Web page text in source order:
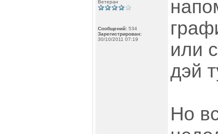
Ветеран
Сообщений: 534
Зарегистрирован:
30/10/2011 07:19
или
дэй
Но